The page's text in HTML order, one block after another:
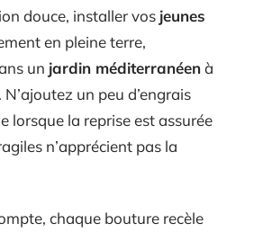
douce, installer vos jeunes
en pleine terre,
un jardin méditerranéenà
N’ajoutez un peu d’engrais
lorsque la reprise est assurée
n’apprécient pas la
chaque bouture recèle